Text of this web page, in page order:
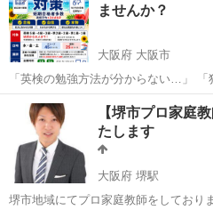
ませんか？
大阪府 大阪市
「英検の勉強方法が分からない…」
い…」 「面接やライティングが苦手…
任せください！ 英検専門のオリジナ
合わせた指導を行ってい...
大阪 大阪市 英検 1級
【堺市プロ家庭
たします
大阪府 堺駅
堺市地域にてプロ家庭教師をしております田